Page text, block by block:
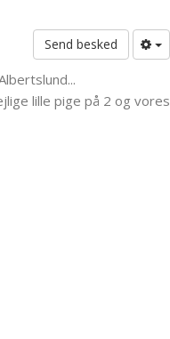
Send besked
lille pige på 2 og vores